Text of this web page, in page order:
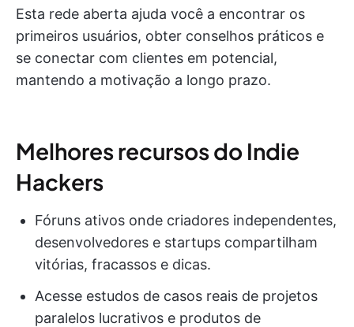
Esta rede aberta ajuda você a encontrar os
primeiros usuários, obter conselhos práticos e
se conectar com clientes em potencial,
mantendo a motivação a longo prazo.
Melhores recursos do Indie
Hackers
Fóruns ativos onde criadores independentes,
desenvolvedores e startups compartilham
vitórias, fracassos e dicas.
Acesse estudos de casos reais de projetos
paralelos lucrativos e produtos de